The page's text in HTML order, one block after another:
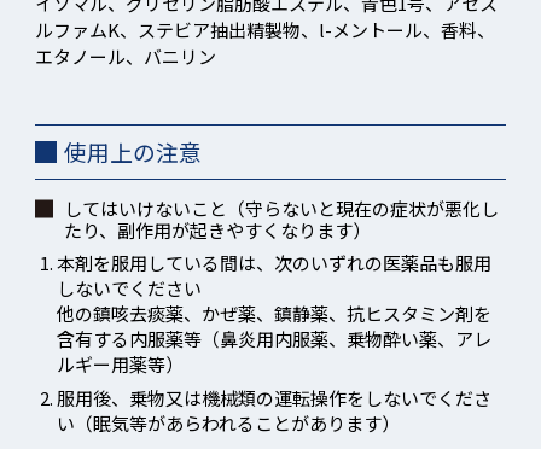
ルファムK、ステビア抽出精製物、l-メントール、香料、
エタノール、バニリン
使用上の注意
してはいけないこと（守らないと現在の症状が悪化し
たり、副作用が起きやすくなります）
本剤を服用している間は、次のいずれの医薬品も服用
しないでください
他の鎮咳去痰薬、かぜ薬、鎮静薬、抗ヒスタミン剤を
含有する内服薬等（鼻炎用内服薬、乗物酔い薬、アレ
ルギー用薬等）
服用後、乗物又は機械類の運転操作をしないでくださ
い（眠気等があらわれることがあります）